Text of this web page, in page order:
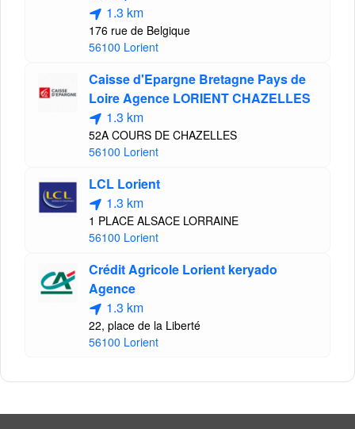
1.3 km
176 rue de Belgique
56100 Lorient
Caisse d'Epargne Bretagne Pays de
Loire Agence LORIENT CHAZELLES
1.3 km
52A COURS DE CHAZELLES
56100 Lorient
LCL Lorient
1.3 km
1 PLACE ALSACE LORRAINE
56100 Lorient
Crédit Agricole Lorient keryado
Agence
1.3 km
22, place de la Liberté
56100 Lorient